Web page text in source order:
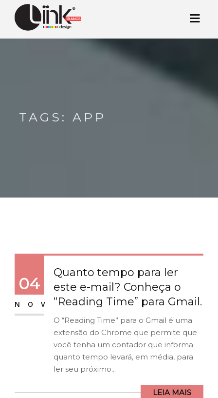
TAGS: APP
04
NOV
Quanto tempo para ler
este e-mail? Conheça o
“Reading Time” para Gmail.
O “Reading Time” para o Gmail é uma
extensão do Chrome que permite que
você tenha um contador que informa
quanto tempo levará, em média, para
ler seu próximo...
LEIA MAIS